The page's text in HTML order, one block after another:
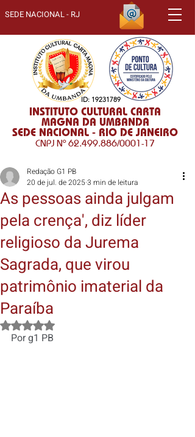
SEDE NACIONAL - RJ
INSTITUTO CULTURAL CARTA
MAGNA DA UMBANDA
SEDE NACIONAL - RIO DE JANEIRO
CNPJ Nº62.499.886/0001-17
ID: 19231789
As pessoas ainda julgam
pela crença', diz líder
religioso da Jurema
Sagrada, que virou
patrimônio imaterial da
Paraíba
Redação G1 PB
20 de jul. de 20253 min de leitura
Avaliado com NaN de 5 estrelas.
Por g1 PB